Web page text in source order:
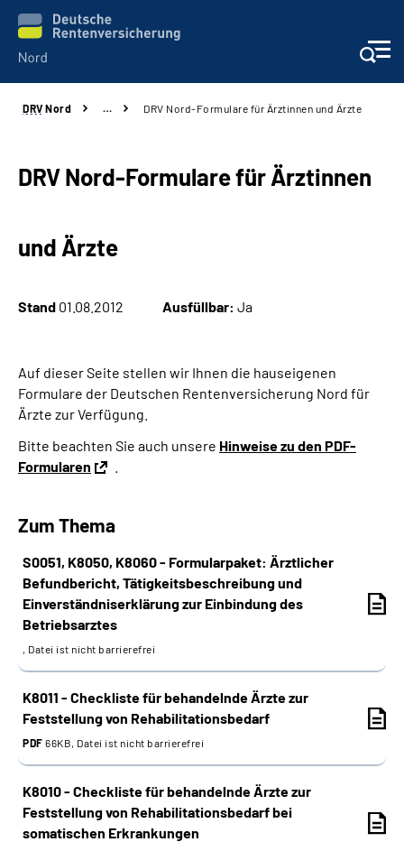
Aktuelles
Services
Über uns
Online-Services
Inhalte in Gebärdensprache (DGS)
Leichte Sprache
Suche
Mein Kundenportal
DRV Nord … DRV Nord-Formulare für Ärztinnen und Ärzte
DRV Nord-Formulare für Ärztinnen
und Ärzte
Stand 01.08.2012 Ausfüllbar: Ja
Auf dieser Seite stellen wir Ihnen die hauseigenen
Formulare der Deutschen Rentenversicherung Nord für
Ärzte zur Verfügung.
Bitte beachten Sie auch unsere Hinweise zu den PDF-
Formularen
Zum Thema
S0051, K8050, K8060 - Formularpaket: Ärztlicher
Befundbericht, Tätigkeitsbeschreibung und
Einverständniserklärung zur Einbindung des
Betriebsarztes
, Datei ist nicht barrierefrei
K8011 - Checkliste für behandelnde Ärzte zur
Feststellung von Rehabilitationsbedarf
PDF 66KB, Datei ist nicht barrierefrei
K8010 - Checkliste für behandelnde Ärzte zur
Feststellung von Rehabilitationsbedarf bei
somatischen Erkrankungen